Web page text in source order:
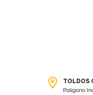
(3)
Bolsas portaherramientas (4)
TOLDOS
Polígono